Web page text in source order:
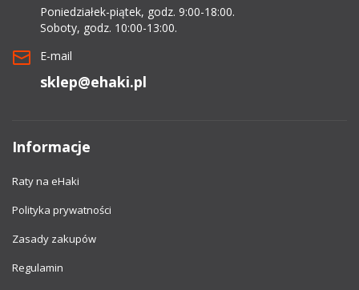
Poniedziałek-piątek, godz. 9:00-18:00.
Soboty, godz. 10:00-13:00.
E-mail
sklep@ehaki.pl
Informacje
Raty na eHaki
Polityka prywatności
Zasady zakupów
Regulamin